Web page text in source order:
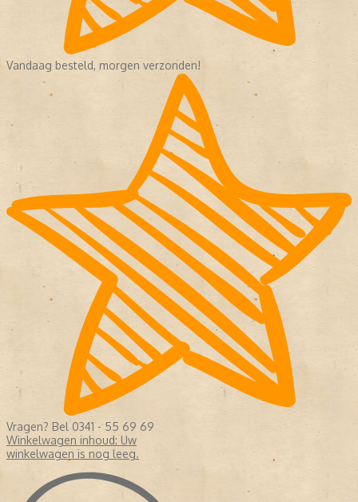
Vandaag besteld, morgen verzonden!
Vragen? Bel 0341 - 55 69 69
Winkelwagen inhoud: Uw
winkelwagen is nog leeg.